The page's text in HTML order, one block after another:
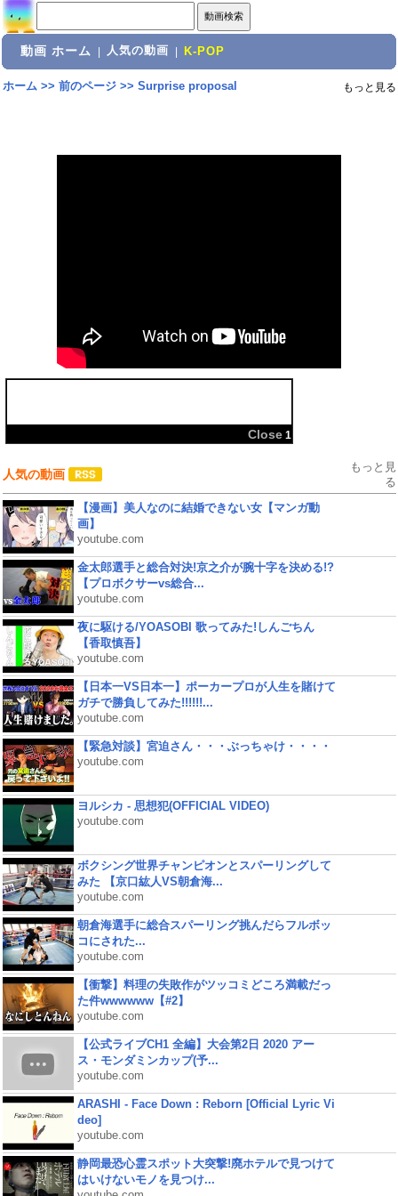
動画 ホーム 人気の動画 K-POP
ホーム>> 前のページ>> Surprise proposal もっと見る
Close 1
人気の動画
もっと見
る
【漫画】美人なのに結婚できない女【マンガ動
画】
youtube.com
金太郎選手と総合対決!京之介が腕十字を決める!?
【プロボクサーvs総合...
youtube.com
夜に駆ける/YOASOBI 歌ってみた!しんごちん
【香取慎吾】
youtube.com
【日本一VS日本一】ポーカープロが人生を賭けて
ガチで勝負してみた!!!!!!...
youtube.com
【緊急対談】宮迫さん・・・ぶっちゃけ・・・・
youtube.com
ヨルシカ - 思想犯(OFFICIAL VIDEO)
youtube.com
ボクシング世界チャンピオンとスパーリングして
みた 【京口紘人VS朝倉海...
youtube.com
朝倉海選手に総合スパーリング挑んだらフルボッ
コにされた...
youtube.com
【衝撃】料理の失敗作がツッコミどころ満載だっ
た件wwwwww【#2】
youtube.com
【公式ライブCH1 全編】大会第2日 2020 アー
ス・モンダミンカップ(予...
youtube.com
ARASHI - Face Down : Reborn [Official Lyric Vi
deo]
youtube.com
静岡最恐心霊スポット大突撃!廃ホテルで見つけて
はいけないモノを見つけ...